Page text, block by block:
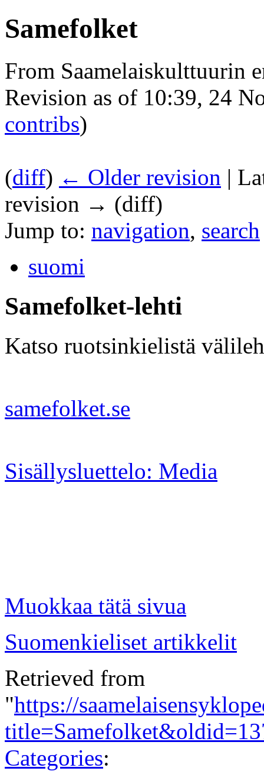
Samefolket
From Saamelaiskulttuurin
Revision as of 10:39, 24
contribs)
(diff) ← Older revision |
revision → (diff)
Jump to: navigation, search
suomi
Samefolket-lehti
Katso ruotsinkielistä
samefolket.se
Sisällysluettelo: Media
Muokkaa tätä sivua
Suomenkieliset artikkelit
Retrieved from
"https://
Categories: